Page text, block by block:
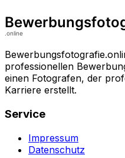
professionellen
einen Fotografen, der
Karriere erstellt.
Service
Impressum
Datenschutz